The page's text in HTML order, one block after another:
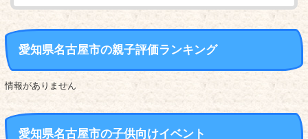
愛知県名古屋市の親子評価ランキング
情報がありません
愛知県名古屋市の子供向けイベント